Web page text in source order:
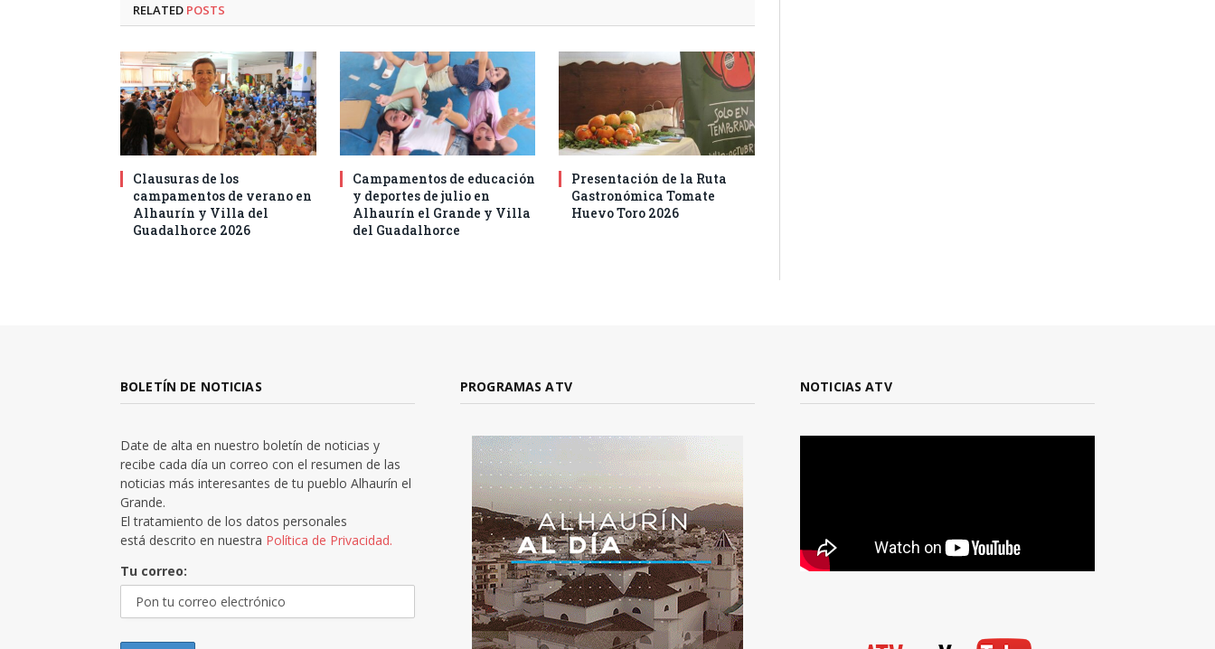
RELATED POSTS
Clausuras de los
campamentos de verano en
Alhaurín y Villa del
Guadalhorce 2026
Campamentos de educación
y deportes de julio en
Alhaurín el Grande y Villa
del Guadalhorce
Presentación de la Ruta
Gastronómica Tomate
Huevo Toro 2026
BOLETÍN DE NOTICIAS
Date de alta en nuestro boletín de noticias y
recibe cada día un correo con el resumen de las
noticias más interesantes de tu pueblo Alhaurín el
Grande.
El tratamiento de los datos personales
está descrito en nuestra Política de Privacidad.
Tu correo:
PROGRAMAS ATV NOTICIAS ATV